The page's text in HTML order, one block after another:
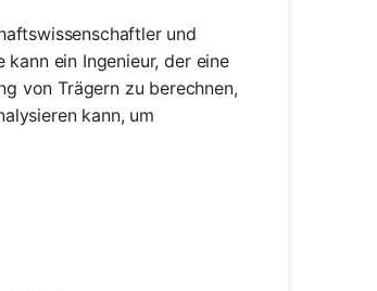
und
ein Ingenieur, der eine
von Trägern zu berechnen,
kann, um